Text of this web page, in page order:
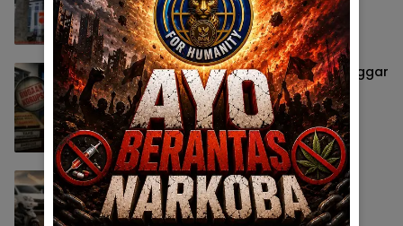
Tajuk & Opini 8 Agustus 2026
Kejati Didesak Periksa TAPD dan Banggar
DPRD Gorontalo, Korupsi Video Wall
Sasar Anggota Deprov
Berita 6 Agustus 2026
DPRD Gorontalo Diminta Kaji Ulang
Dasar Pajak Kenderaan